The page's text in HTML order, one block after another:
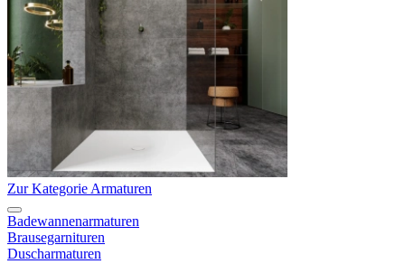
Zur Kategorie Armaturen
Badewannenarmaturen
Brausegarnituren
Duscharmaturen